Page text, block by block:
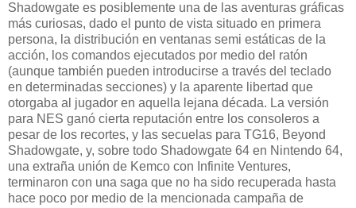
Shadowgate es posiblemente una de las aventuras gráficas
más curiosas, dado el punto de vista situado en primera
persona, la distribución en ventanas semi estáticas de la
acción, los comandos ejecutados por medio del ratón
(aunque también pueden introducirse a través del teclado
en determinadas secciones) y la aparente libertad que
otorgaba al jugador en aquella lejana década. La versión
para NES ganó cierta reputación entre los consoleros a
pesar de los recortes, y las secuelas para TG16, Beyond
Shadowgate, y, sobre todo Shadowgate 64 en Nintendo 64,
una extraña unión de Kemco con Infinite Ventures,
terminaron con una saga que no ha sido recuperada hasta
hace poco por medio de la mencionada campaña de